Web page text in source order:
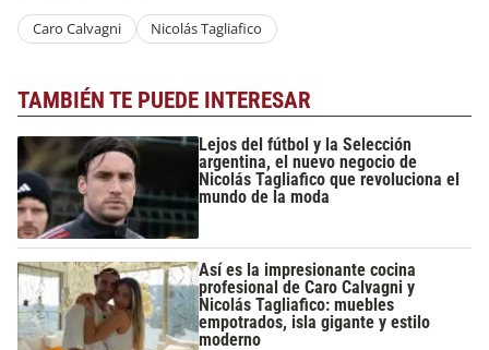
Caro Calvagni Nicolás Tagliafico
TAMBIÉN TE PUEDE INTERESAR
Lejos del fútbol y la Selección
argentina, el nuevo negocio de
Nicolás Tagliafico que revoluciona el
mundo de la moda
Así es la impresionante cocina
profesional de Caro Calvagni y
Nicolás Tagliafico: muebles
empotrados, isla gigante y estilo
moderno